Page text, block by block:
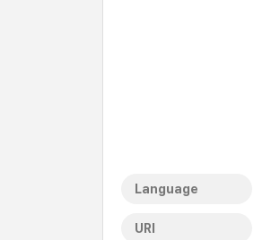
Language
URI